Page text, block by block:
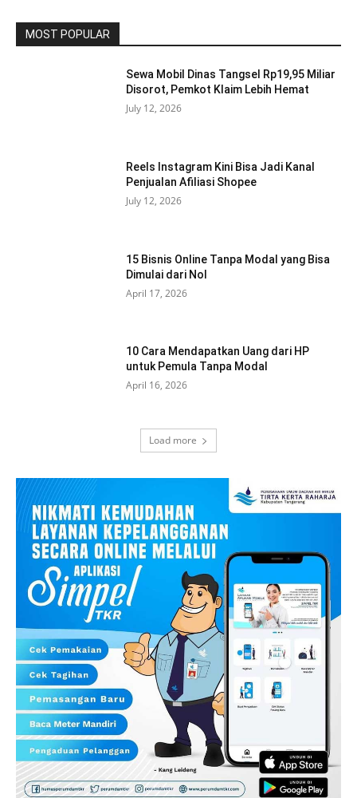
MOST POPULAR
Sewa Mobil Dinas Tangsel Rp19,95 Miliar
Disorot, Pemkot Klaim Lebih Hemat
July 12, 2026
Reels Instagram Kini Bisa Jadi Kanal
Penjualan Afiliasi Shopee
July 12, 2026
15 Bisnis Online Tanpa Modal yang Bisa
Dimulai dari Nol
April 17, 2026
10 Cara Mendapatkan Uang dari HP
untuk Pemula Tanpa Modal
April 16, 2026
Load more